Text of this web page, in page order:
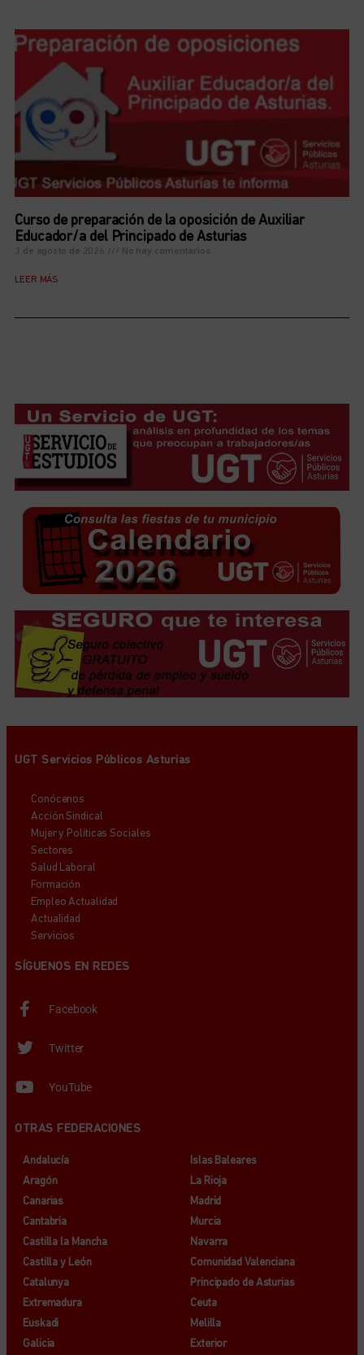
Curso de preparación de la oposición de Auxiliar
Educador/a del Principado de Asturias
3 de agosto de 2026 No hay comentarios
LEER MÁS
UGT Servicios Públicos Asturias
Conócenos
Acción Sindical
Mujer y Políticas Sociales
Sectores
Salud Laboral
Formación
Empleo Actualidad
Actualidad
Servicios
SÍGUENOS EN REDES
Facebook
Twitter
YouTube
OTRAS FEDERACIONES
Andalucía
Aragón
Canarias
Cantabria
Castilla la Mancha
Castilla y León
Catalunya
Extremadura
Euskadi
Galicia
Islas Baleares
La Rioja
Madrid
Murcia
Navarra
Comunidad Valenciana
Principado de Asturias
Ceuta
Melilla
Exterior